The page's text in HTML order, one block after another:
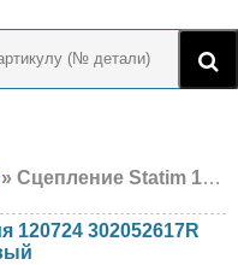
» Сцепление Statim 120724 302052617R DACIA, Renault, новый
120724 302052617R